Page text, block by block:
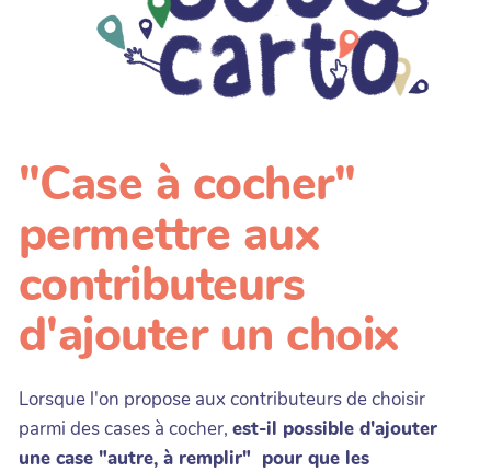
"Case à cocher"
permettre aux
contributeurs
d'ajouter un choix
Lorsque l'on propose aux contributeurs de choisir
parmi des cases à cocher, est-il possible d'ajouter
une case "autre, à remplir" pour que les